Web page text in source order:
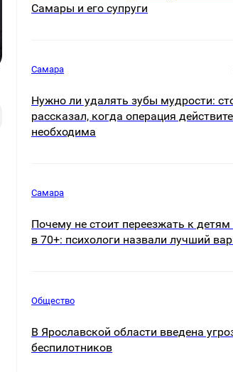
Самары и его супруги
Самара
Нужно ли удалять зубы мудрости:
рассказал, когда операция
необходима
Самара
Почему не стоит переезжать к
в 70+: психологи назвали лучший
Общество
В Ярославской области введена
беспилотников